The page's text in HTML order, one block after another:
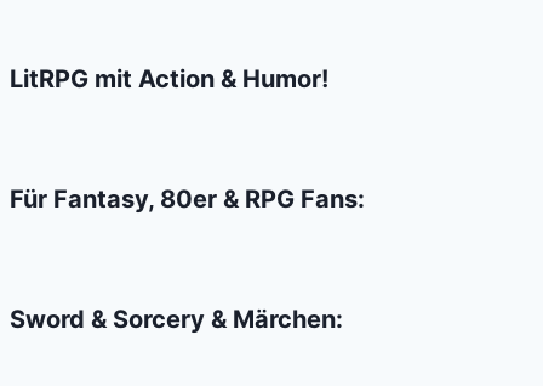
die
LitRPG mit Action & Humor!
Für Fantasy, 80er & RPG Fans:
Sword & Sorcery & Märchen: